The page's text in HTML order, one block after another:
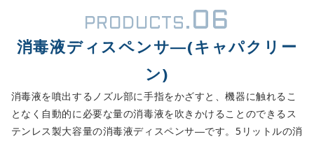
PRODUCTS. 06
消毒液ディスペンサ―(キャパクリー
ン)
消毒液を噴出するノズル部に手指をかざすと、機器に触れるこ
となく自動的に必要な量の消毒液を吹きかけることのできるス
テンレス製大容量の消毒液ディスペンサ―です。5リットルの消